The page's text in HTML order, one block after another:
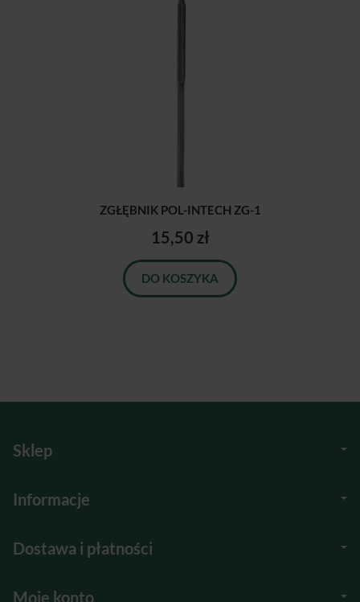
ZGŁĘBNIK POL-INTECH ZG-1
15,50 zł
DO KOSZYKA
Sklep
Informacje
Dostawa i płatności
Moje konto